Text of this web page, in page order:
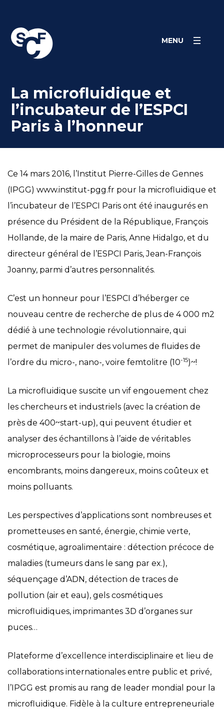
content
MENU
La microfluidique et
l’incubateur de l’ESPCI
Paris à l’honneur
Ce 14 mars 2016, l’Institut Pierre-Gilles de Gennes
(IPGG) www.institut-pgg.fr pour la microfluidique et
l’incubateur de l’ESPCI Paris ont été inaugurés en
présence du Président de la République, François
Hollande, de la maire de Paris, Anne Hidalgo, et du
directeur général de l’ESPCI Paris, Jean-François
Joanny, parmi d’autres personnalités.
C’est un honneur pour l’ESPCI d’héberger ce
nouveau centre de recherche de plus de 4 000 m2
dédié à une technologie révolutionnaire, qui
permet de manipuler des volumes de fluides de
l’ordre du micro-, nano-, voire femtolitre (10-15)~!
La microfluidique suscite un vif engouement chez
les chercheurs et industriels (avec la création de
près de 400~start-up), qui peuvent étudier et
analyser des échantillons à l’aide de véritables
microprocesseurs pour la biologie, moins
encombrants, moins dangereux, moins coûteux et
moins polluants.
Les perspectives d’applications sont nombreuses et
prometteuses en santé, énergie, chimie verte,
cosmétique, agroalimentaire : détection précoce de
maladies (tumeurs dans le sang par ex.),
séquençage d’ADN, détection de traces de
pollution (air et eau), gels cosmétiques
microfluidiques, imprimantes 3D d’organes sur
puces…
Plateforme d’excellence interdisciplinaire et lieu de
collaborations internationales entre public et privé,
l’IPGG est promis au rang de leader mondial pour la
microfluidique. Fidèle à la culture entrepreneuriale